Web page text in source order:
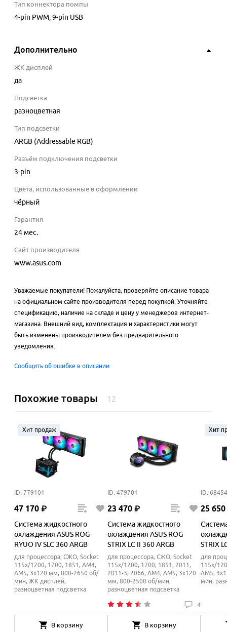
Тип коннектора помпы
4-pin PWM, 9-pin USB
Дополнительно
ЖК дисплей
да
Подсветка
разноцветная
Тип подсветки
ARGB (Addressable RGB)
Разъём подключения подсветки
3-pin
Цвета, использованные в оформлении
чёрный
Гарантия
24 мес.
Сайт производителя
www.asus.com
Уважаемые покупатели! Пожалуйста, проверяйте описание товара
на официальном сайте производителя перед покупкой. Уточняйте
спецификацию, наличие на складе и цену у менеджеров интернет-
магазина. Внешний вид, комплектация и характеристики могут
быть изменены производителем без предварительного
уведомления.
Сообщить об ошибке в описании
Похожие товары 12
Хит продаж
ID: 779101
47 170 ₽
Система жидкостного
охлаждения ASUS ROG
RYUO IV SLC 360 ARGB
для процессора, СЖО, Socket
115x/1200, 1700, 1851, AM4,
AM5, 3x120 мм, 800-2650 об/
мин, ЖК дисплей,
разноцветная подсветка
В корзину
ID: 479701
23 470 ₽
Система жидкостного
охлаждения ASUS ROG
STRIX LC II 360 ARGB
для процессора, СЖО, Socket
115x/1200, 1700, 1851, 2011,
2011-3, 2066, AM4, AM5, 3x120
мм, 800-2500 об/мин,
разноцветная подсветка
4
В корзину
Хит
ID:
25 650
STRIX
для
115x/
AM5,
мин,